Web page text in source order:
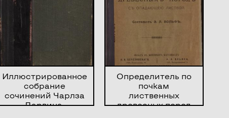
Иллюстрированное
собрание
сочинений Чарлза
Дарвина.
Определитель по
почкам
лиственных
древесных пород